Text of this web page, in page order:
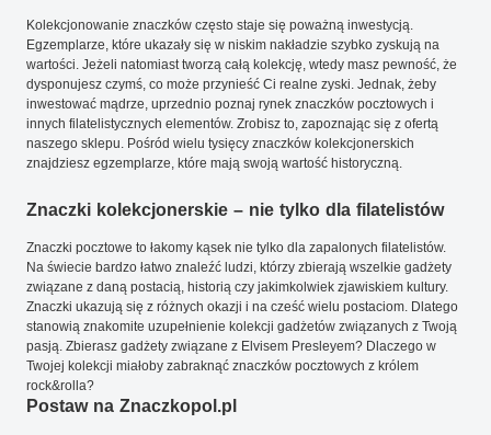
Kolekcjonowanie znaczków często staje się poważną inwestycją.
Egzemplarze, które ukazały się w niskim nakładzie szybko zyskują na
wartości. Jeżeli natomiast tworzą całą kolekcję, wtedy masz pewność, że
dysponujesz czymś, co może przynieść Ci realne zyski. Jednak, żeby
inwestować mądrze, uprzednio poznaj rynek znaczków pocztowych i
innych filatelistycznych elementów. Zrobisz to, zapoznając się z ofertą
naszego sklepu. Pośród wielu tysięcy znaczków kolekcjonerskich
znajdziesz egzemplarze, które mają swoją wartość historyczną.
Znaczki kolekcjonerskie – nie tylko dla filatelistów
Znaczki pocztowe to łakomy kąsek nie tylko dla zapalonych filatelistów.
Na świecie bardzo łatwo znaleźć ludzi, którzy zbierają wszelkie gadżety
związane z daną postacią, historią czy jakimkolwiek zjawiskiem kultury.
Znaczki ukazują się z różnych okazji i na cześć wielu postaciom. Dlatego
stanowią znakomite uzupełnienie kolekcji gadżetów związanych z Twoją
pasją. Zbierasz gadżety związane z Elvisem Presleyem? Dlaczego w
Twojej kolekcji miałoby zabraknąć znaczków pocztowych z królem
rock&rolla?
Postaw na Znaczkopol.pl